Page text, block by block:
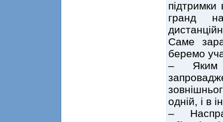
гранд
Саме
беремо
– Яким
одній, і в
–